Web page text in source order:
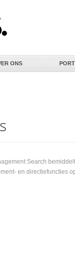
Search
en directiefuncties
ONS